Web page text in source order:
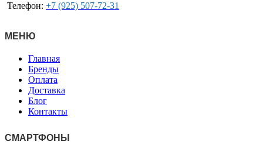
Телефон: +7 (925) 507-72-31
МЕНЮ
Главная
Бренды
Оплата
Доставка
Блог
Контакты
СМАРТФОНЫ